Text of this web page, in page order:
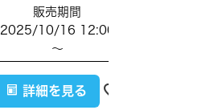
販売期間
2025/10/16 12:00
〜
詳細を見る